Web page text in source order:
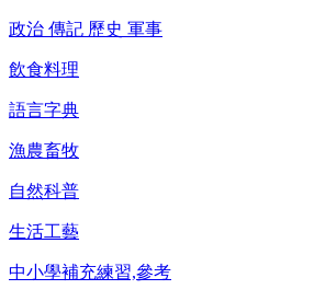
政治 傳記 歷史 軍事
飲食料理
語言字典
漁農畜牧
自然科普
生活工藝
中小學補充練習,參考